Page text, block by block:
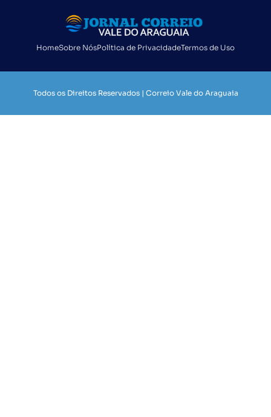
HomeSobre NósPolítica de PrivacidadeTermos de Uso
Todos os Direitos Reservados | Correio Vale do Araguaia